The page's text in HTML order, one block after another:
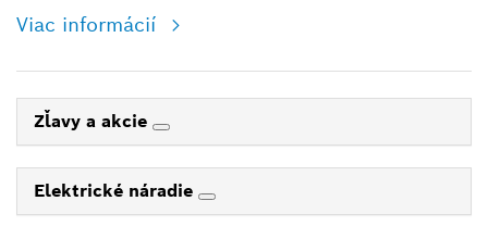
Viac informácií
Zľavy a akcie
Elektrické náradie